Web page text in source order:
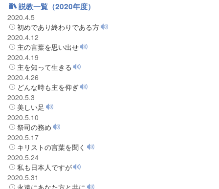
説教一覧（2020年度）
2020.4.5
初めであり終わりである方
2020.4.12
主の言葉を思い出せ
2020.4.19
主を知って生きる
2020.4.26
どんな時も主を仰ぎ
2020.5.3
美しい足
2020.5.10
祭司の務め
2020.5.17
キリストの言葉を聞く
2020.5.24
私も日本人ですが
2020.5.31
永遠にあなた方と共に